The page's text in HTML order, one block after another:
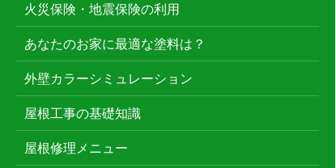
火災保険・地震保険の利用
あなたのお家に最適な塗料は？
外壁カラーシミュレーション
屋根工事の基礎知識
屋根修理メニュー